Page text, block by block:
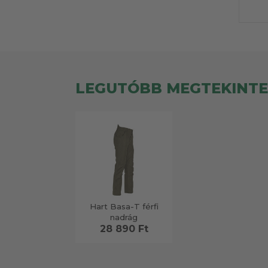
LEGUTÓBB
Hart Basa-T férfi
nadrág
28 890 Ft